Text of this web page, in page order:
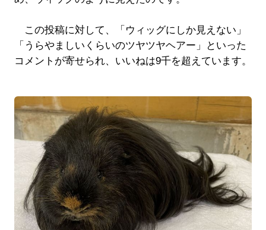
この投稿に対して、「ウィッグにしか見えない」
「うらやましいくらいのツヤツヤヘアー」といった
コメントが寄せられ、いいねは9千を超えています。